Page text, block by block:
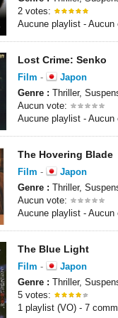
2 votes:
Aucune playlist - Aucun
Lost Crime: Senko
Film -
Japon
Genre : Thriller,
Aucun vote:
Aucune playlist - Aucun
The Hovering Blade
Film -
Japon
Genre : Thriller,
Aucun vote:
Aucune playlist - Aucun
The Blue Light
Film -
Japon
Genre : Thriller,
5 votes:
1 playlist (VO) - 7